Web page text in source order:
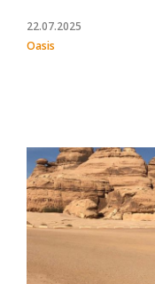
22.07.2025
Oasis